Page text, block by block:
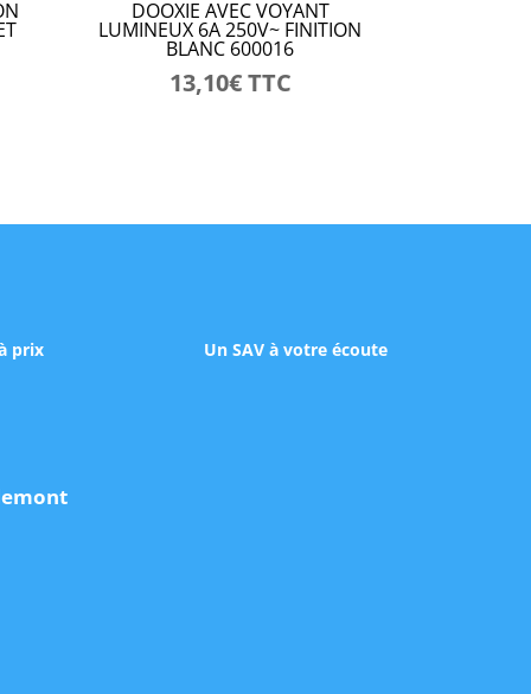
DOOXIE AVEC VOYANT
LUMINEUX 6A 250V~ FINITION
BLANC 600016
13,10€TTC
prix
Un SAV à votre écoute